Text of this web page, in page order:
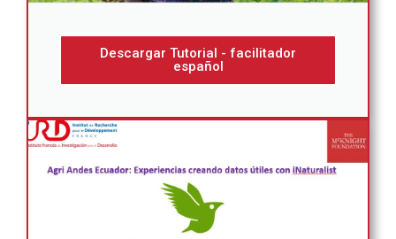
Descargar Tutorial - facilitador
español